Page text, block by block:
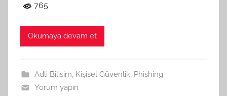
765
Okumaya devam et
Adli Bilişim, Kişisel Güvenlik, Phishing
Yorum yapın